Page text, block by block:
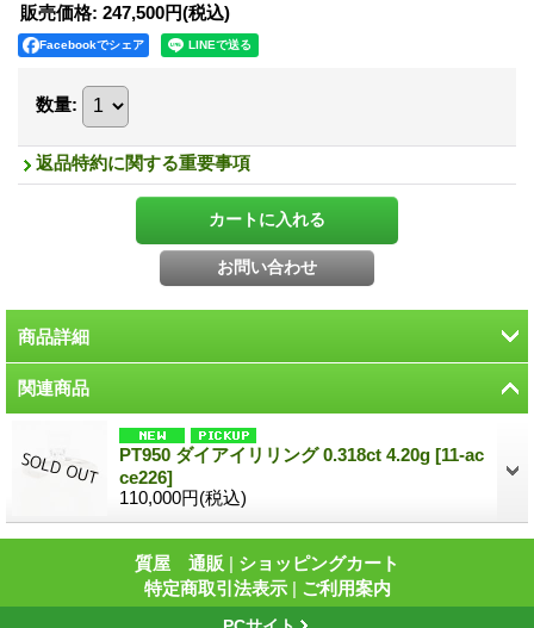
販売価格: 247,500円(税込)
Facebookでシェア
数量:
返品特約に関する重要事項
商品詳細
関連商品
PT950 ダイアイリリング 0.318ct 4.20g [11-ac
ce226]
110,000円(税込)
質屋 通販 | ショッピングカート
特定商取引法表示 | ご利用案内